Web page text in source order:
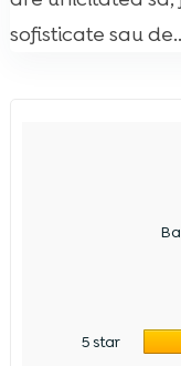
sofisticate sau
5 star